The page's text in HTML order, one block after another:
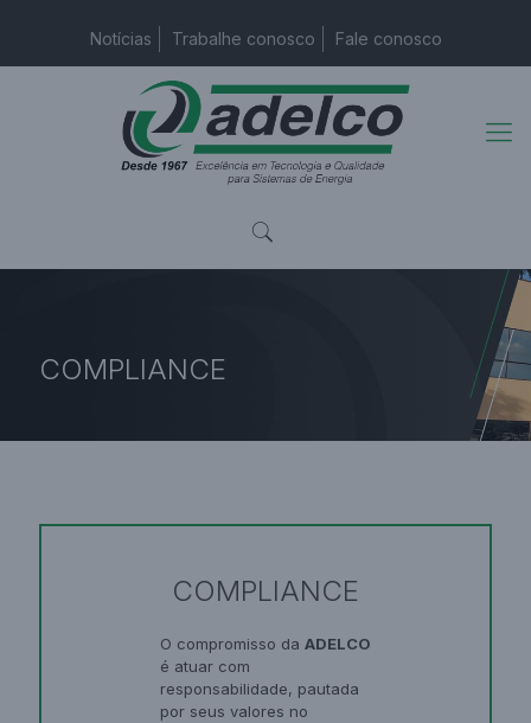
Notícias Trabalhe conosco Fale conosco
COMPLIANCE
COMPLIANCE
O compromisso da ADELCO
é atuar com
responsabilidade, pautada
por seus valores no